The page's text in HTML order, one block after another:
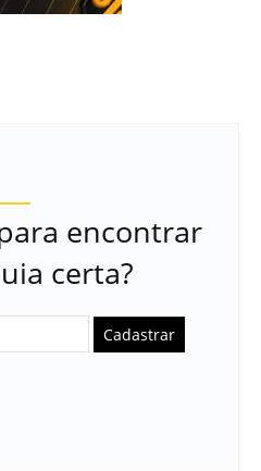
encontrar
certa?
Cadastrar